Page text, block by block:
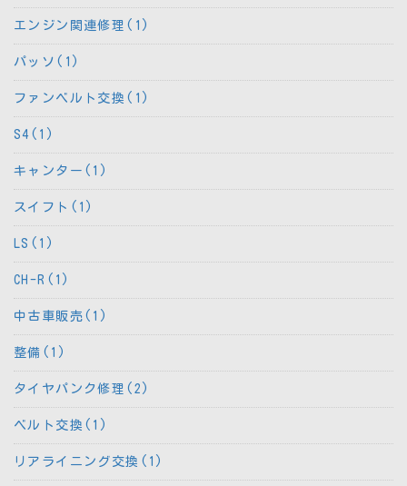
エンジン関連修理(1)
パッソ(1)
ファンベルト交換(1)
S4(1)
キャンター(1)
スイフト(1)
LS(1)
CH-R(1)
中古車販売(1)
整備(1)
タイヤパンク修理(2)
ベルト交換(1)
リアライニング交換(1)